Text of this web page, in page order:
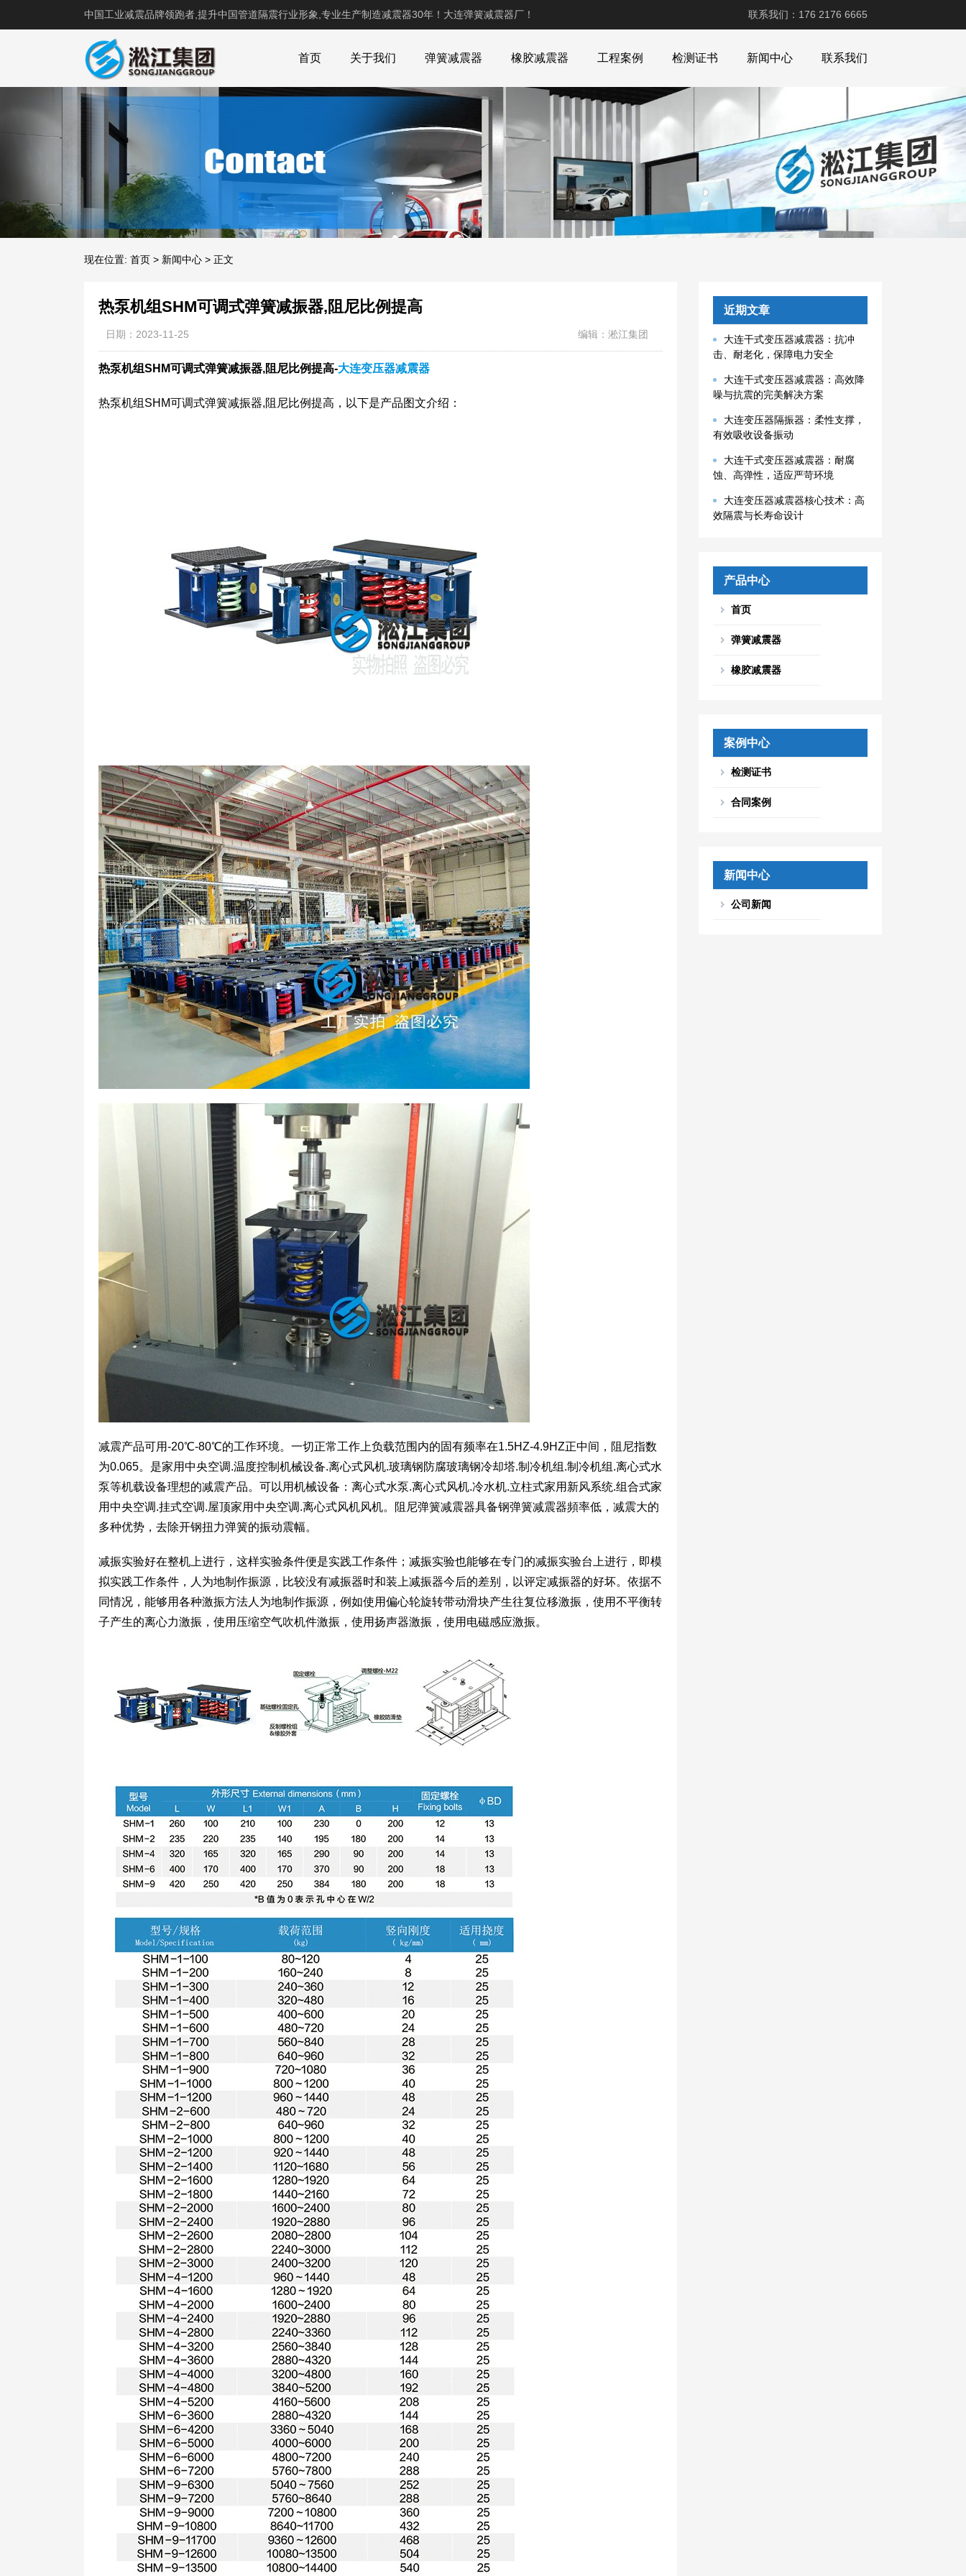
中国工业减震品牌领跑者,提升中国管道隔震行业形象,专业生产制造减震器30年！大连弹簧减震器厂！ 联系我们：176 2176 6665
首页 关于我们 弹簧减震器 橡胶减震器 工程案例 检测证书 新闻中心 联系我们
现在位置: 首页 > 新闻中心 > 正文
热泵机组SHM可调式弹簧减振器,阻尼比例提高
日期：2023-11-25 编辑：淞江集团
热泵机组SHM可调式弹簧减振器,阻尼比例提高-大连变压器减震器
热泵机组SHM可调式弹簧减振器,阻尼比例提高，以下是产品图文介绍：
减震产品可用-20℃-80℃的工作环境。一切正常工作上负载范围内的固有频率在1.5HZ-4.9HZ正中间，阻尼指数
为0.065。是家用中央空调.温度控制机械设备.离心式风机.玻璃钢防腐玻璃钢冷却塔.制冷机组.制冷机组.离心式水
泵等机载设备理想的减震产品。可以用机械设备：离心式水泵.离心式风机.冷水机.立柱式家用新风系统.组合式家
用中央空调.挂式空调.屋顶家用中央空调.离心式风机风机。阻尼弹簧减震器具备钢弹簧减震器頻率低，减震大的
多种优势，去除开钢扭力弹簧的振动震幅。
减振实验好在整机上进行，这样实验条件便是实践工作条件；减振实验也能够在专门的减振实验台上进行，即模
拟实践工作条件，人为地制作振源，比较没有减振器时和装上减振器今后的差别，以评定减振器的好坏。依据不
同情况，能够用各种激振方法人为地制作振源，例如使用偏心轮旋转带动滑块产生往复位移激振，使用不平衡转
子产生的离心力激振，使用压缩空气吹机件激振，使用扬声器激振，使用电磁感应激振。
近期文章
大连干式变压器减震器：抗冲
击、耐老化，保障电力安全
大连干式变压器减震器：高效降
噪与抗震的完美解决方案
大连变压器隔振器：柔性支撑，
有效吸收设备振动
大连干式变压器减震器：耐腐
蚀、高弹性，适应严苛环境
大连变压器减震器核心技术：高
效隔震与长寿命设计
产品中心
首页
弹簧减震器
橡胶减震器
案例中心
检测证书
合同案例
新闻中心
公司新闻